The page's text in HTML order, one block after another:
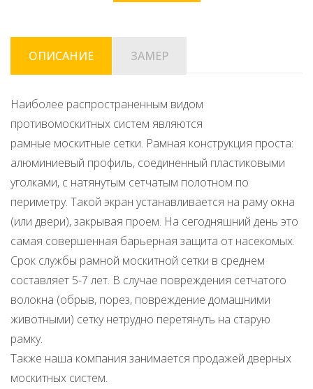
ОПИСАНИЕ ЗАМЕР
Наиболее распространенным видом
противомоскитных систем являются
рамные москитные сетки. Рамная конструкция проста:
алюминиевый профиль, соединенный пластиковыми
уголками, с натянутым сетчатым полотном по
периметру. Такой экран устанавливается на раму окна
(или двери), закрывая проем. На сегодняшний день это
самая совершенная барьерная защита от насекомых.
Срок службы рамной москитной сетки в среднем
составляет 5-7 лет. В случае повреждения сетчатого
волокна (обрыв, порез, повреждение домашними
животными) сетку нетрудно перетянуть на старую
рамку.
Также наша компания занимается продажей дверных
москитных систем.